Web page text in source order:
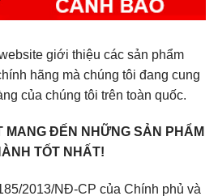
giới thiệu các sản phẩm
hãng mà chúng tôi đang cung
của chúng tôi trên toàn quốc.
MANG ĐẾN NHỮNG SẢN PHẨM
TỐT NHẤT!
2013/NĐ-CP của Chính phủ và